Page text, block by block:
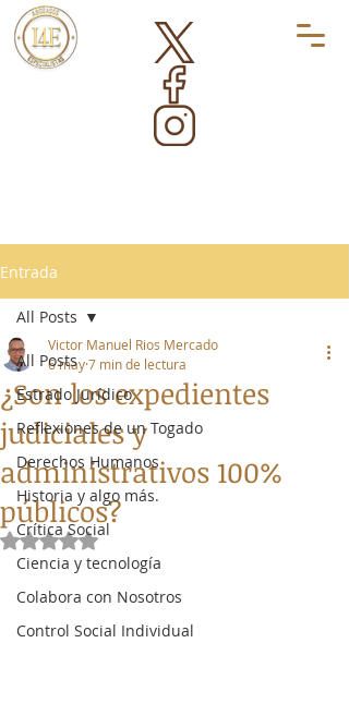
Entrada
All Posts
Estrado Jurídico
Reflexiones de un Togado
Derechos Humanos
Historia y algo más.
Crítica Social
Ciencia y tecnología
Colabora con Nosotros
Control Social Individual
All Posts
¿Son los expedientes
judiciales y
administrativos 100%
públicos?
Victor Manuel Rios Mercado
6 may7 min de lectura
Obtuvo NaN de 5 estrellas.